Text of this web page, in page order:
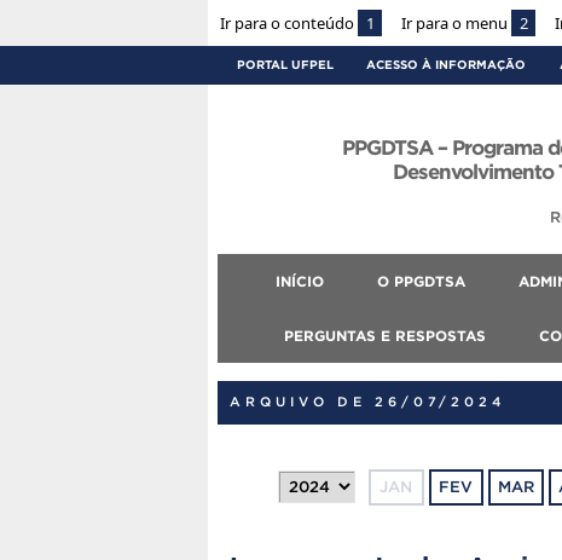
Ir para o conteúdo 1 Ir para o menu 2
PORTAL UFPEL ACESSO À INFORMAÇÃO
PPGDTSA – Programa
Desenvolvimento
INÍCIO O PPGDTSA
PERGUNTAS E RESPOSTAS
ARQUIVO DE 26/07/2024
JAN FEV MAR